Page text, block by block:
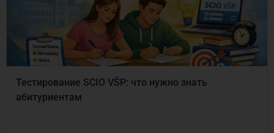
Тестирование SCIO VŠP: что нужно знать
абитуриентам